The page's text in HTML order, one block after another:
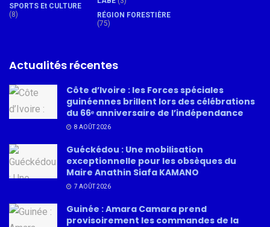
SPORTS Et CULTURE
(8)
RÉGION FORESTIÈRE
(75)
Actualités récentes
Côte d’Ivoire : les Forces spéciales
guinéennes brillent lors des célébrations
du 66ᵉ anniversaire de l’indépendance
8 AOÛT 2026
Guéckédou : Une mobilisation
exceptionnelle pour les obsèques du
Maire Anathin Siafa KAMANO
7 AOÛT 2026
Guinée : Amara Camara prend
provisoirement les commandes de la